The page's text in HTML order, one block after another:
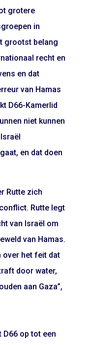
grotere
in
grootst belang
recht en
en dat
van Hamas
D66-Kamerlid
niet kunnen
en dat doen
Rutte zich
Rutte legt
van Israël om
van Hamas.
over het feit dat
door water,
aan Gaza”,
D66 op tot een